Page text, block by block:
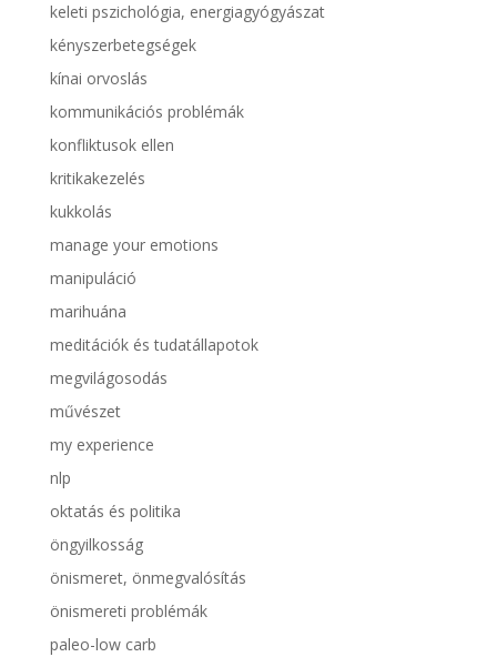
keleti pszichológia, energiagyógyászat
kényszerbetegségek
kínai orvoslás
kommunikációs problémák
konfliktusok ellen
kritikakezelés
kukkolás
manage your emotions
manipuláció
marihuána
meditációk és tudatállapotok
megvilágosodás
művészet
my experience
nlp
oktatás és politika
öngyilkosság
önismeret, önmegvalósítás
önismereti problémák
paleo-low carb